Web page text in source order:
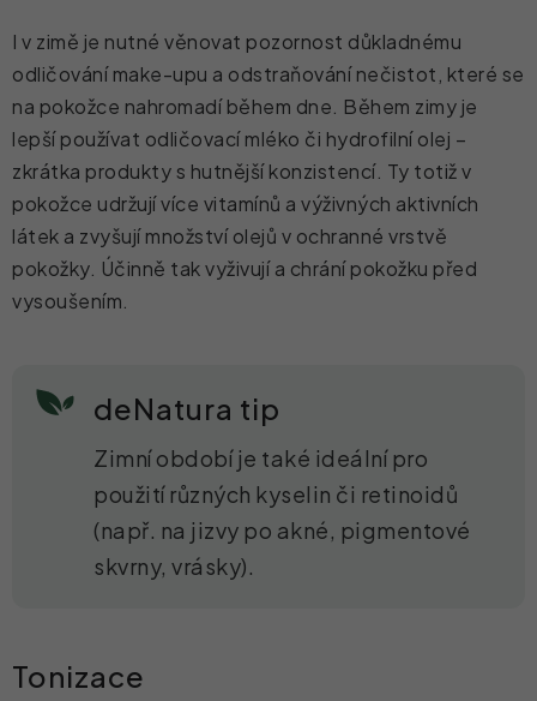
I v zimě je nutné věnovat pozornost důkladnému
odličování make-upu a odstraňování nečistot, které se
na pokožce nahromadí během dne. Během zimy je
lepší používat odličovací mléko či hydrofilní olej –
zkrátka produkty s hutnější konzistencí. Ty totiž v
pokožce udržují více vitamínů a výživných aktivních
látek a zvyšují množství olejů v ochranné vrstvě
pokožky. Účinně tak vyživují a chrání pokožku před
vysoušením.
deNatura tip
Zimní období je také ideální pro
použití různých kyselin či retinoidů
(např. na jizvy po akné, pigmentové
skvrny, vrásky).
Tonizace